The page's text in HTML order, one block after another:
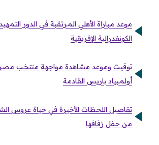
موعد مباراة الأهلي المرتقبة في الدور
الكونفدرالية الإفريقية
توقيت وموعد مشاهدة مواجهة منتخب مصر
أولمبياد باريس القادمة
تفاصيل اللحظات الأخيرة في حياة عروس
من حفل زفافها